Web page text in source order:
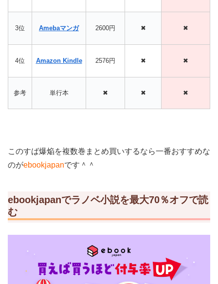
3位 Amebaマンガ 2600円 ✖ ✖
4位 Amazon Kindle 2576円 ✖ ✖
参考 単行本 ✖ ✖ ✖
このすば爆焔を複数巻まとめ買いするなら一番おすすめな
のがebookjapanです＾＾
ebookjapanでラノベ小説を最大70％オフで読
む